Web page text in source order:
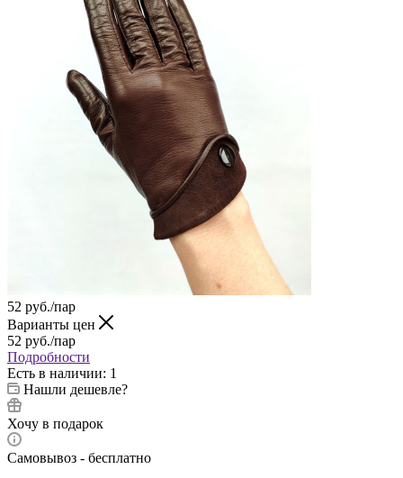
52 руб./пар
Варианты цен
52 руб./пар
Подробности
Есть в наличии: 1
Нашли дешевле?
Хочу в подарок
Самовывоз - бесплатно